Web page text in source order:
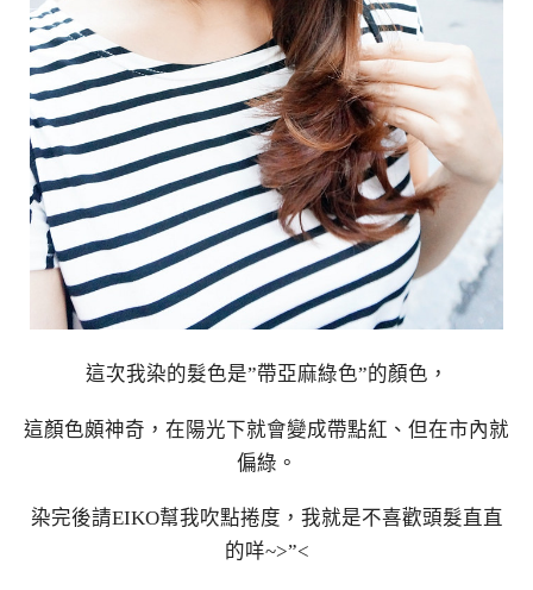
這次我染的髮色是”帶亞麻綠色”的顏色，
這顏色頗神奇，在陽光下就會變成帶點紅、但在市內就
偏綠。
染完後請EIKO幫我吹點捲度，我就是不喜歡頭髮直直
的咩~>”<